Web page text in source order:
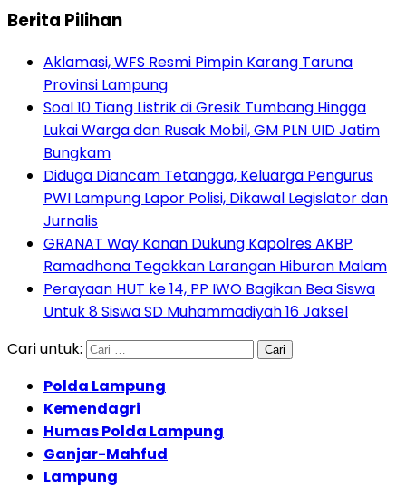
Berita Pilihan
Aklamasi, WFS Resmi Pimpin Karang Taruna
Provinsi Lampung
Soal 10 Tiang Listrik di Gresik Tumbang Hingga
Lukai Warga dan Rusak Mobil, GM PLN UID Jatim
Bungkam
Diduga Diancam Tetangga, Keluarga Pengurus
PWI Lampung Lapor Polisi, Dikawal Legislator dan
Jurnalis
GRANAT Way Kanan Dukung Kapolres AKBP
Ramadhona Tegakkan Larangan Hiburan Malam
Perayaan HUT ke 14, PP IWO Bagikan Bea Siswa
Untuk 8 Siswa SD Muhammadiyah 16 Jaksel
Cari untuk:
Polda Lampung
Kemendagri
Humas Polda Lampung
Ganjar-Mahfud
Lampung